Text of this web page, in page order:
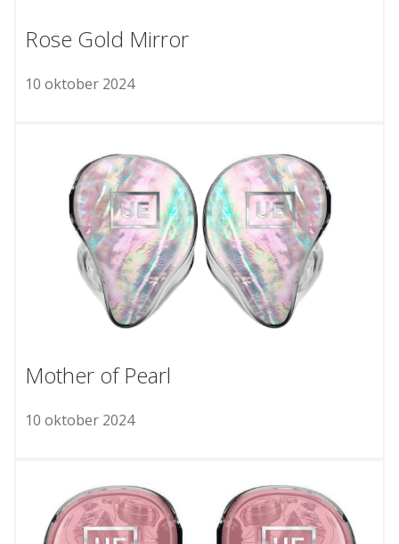
Rose Gold Mirror
10 oktober 2024
Mother of Pearl
10 oktober 2024